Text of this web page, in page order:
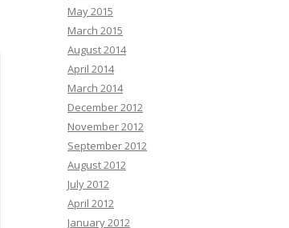
May 2015
March 2015
August 2014
April 2014
March 2014
December 2012
November 2012
September 2012
August 2012
July 2012
April 2012
January 2012